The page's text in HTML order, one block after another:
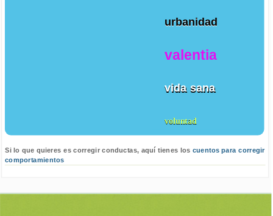
urbanidad
valentia
vida sana
voluntad
Si lo que quieres es corregir conductas, aquí tienes los cuentos para corregir
comportamientos